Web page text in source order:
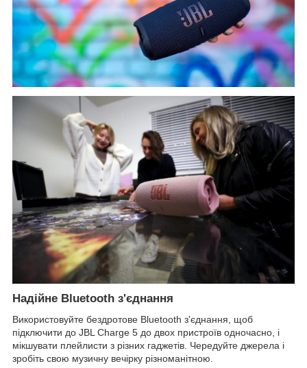
Надійне Bluetooth з'єднання
Використовуйте бездротове Bluetooth з'єднання, щоб
підключити до JBL Charge 5 до двох пристроїв одночасно, і
мікшувати плейлисти з різних гаджетів. Чередуйте джерела і
зробіть свою музичну вечірку різноманітною.